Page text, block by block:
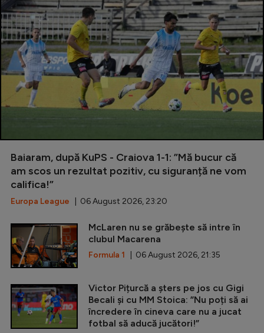
Baiaram, după KuPS - Craiova 1-1: ”Mă bucur că
am scos un rezultat pozitiv, cu siguranță ne vom
califica!”
Europa League | 06 August 2026, 23:20
McLaren nu se grăbește să intre în
clubul Macarena
Formula 1 | 06 August 2026, 21:35
Victor Pițurcă a șters pe jos cu Gigi
Becali și cu MM Stoica: ”Nu poți să ai
încredere în cineva care nu a jucat
fotbal să aducă jucători!”